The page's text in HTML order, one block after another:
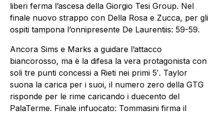
liberi ferma l’ascesa della Giorgio Tesi Group. Nel
finale nuovo strappo con Della Rosa e Zucca, per gli
ospiti tampona l’onnipresente De Laurentiis: 59-59.
Ancora Sims e Marks a guidare l’attacco
biancorosso, ma è la difesa la vera protagonista con
soli tre punti concessi a Rieti nei primi 5′. Taylor
suona la carica per i suoi, il numero zero della GTG
risponde per le rime caricando i duecento del
PalaTerme. Finale infuocato: Tommasini firma il